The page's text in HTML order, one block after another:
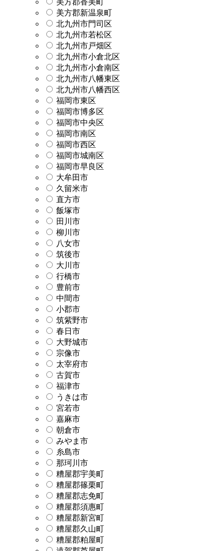
美方郡新温泉町
北九州市門司区
北九州市若松区
北九州市戸畑区
北九州市小倉北区
北九州市小倉南区
北九州市八幡東区
北九州市八幡西区
福岡市東区
福岡市博多区
福岡市中央区
福岡市南区
福岡市西区
福岡市城南区
福岡市早良区
大牟田市
久留米市
直方市
飯塚市
田川市
柳川市
八女市
筑後市
大川市
行橋市
豊前市
中間市
小郡市
筑紫野市
春日市
大野城市
宗像市
太宰府市
古賀市
福津市
うきは市
宮若市
嘉麻市
朝倉市
みやま市
糸島市
那珂川市
糟屋郡宇美町
糟屋郡篠栗町
糟屋郡志免町
糟屋郡須惠町
糟屋郡新宮町
糟屋郡久山町
糟屋郡粕屋町